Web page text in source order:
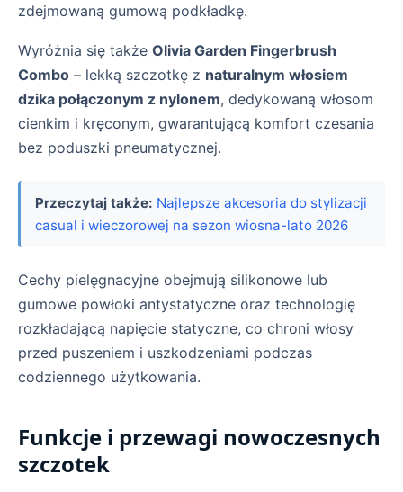
zdejmowaną gumową podkładkę.
Wyróżnia się także Olivia Garden Fingerbrush
Combo – lekką szczotkę z naturalnym włosiem
dzika połączonym z nylonem, dedykowaną włosom
cienkim i kręconym, gwarantującą komfort czesania
bez poduszki pneumatycznej.
Przeczytaj także: Najlepsze akcesoria do stylizacji
casual i wieczorowej na sezon wiosna-lato 2026
Cechy pielęgnacyjne obejmują silikonowe lub
gumowe powłoki antystatyczne oraz technologię
rozkładającą napięcie statyczne, co chroni włosy
przed puszeniem i uszkodzeniami podczas
codziennego użytkowania.
Funkcje i przewagi nowoczesnych
szczotek